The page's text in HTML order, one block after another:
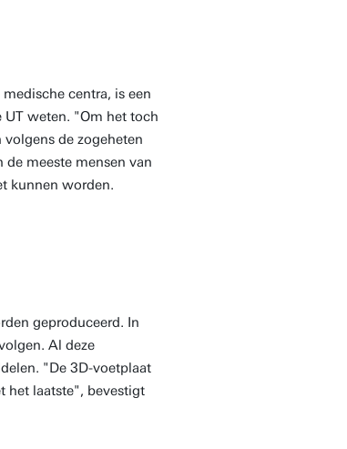
centra, is een
UT weten. "Om het toch
de zogeheten
meeste mensen van
kunnen worden.
geproduceerd. In
Al deze
"De 3D-voetplaat
het laatste", bevestigt